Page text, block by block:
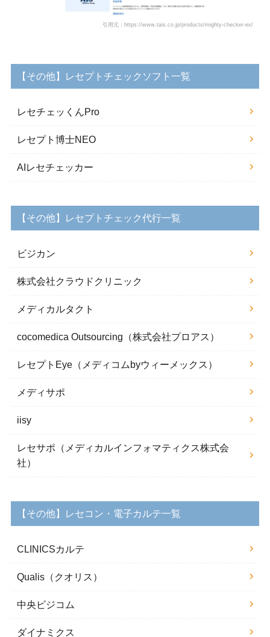
引用元：https://www.tais.co.jp/products/mighty-checker-ex/
【その他】レセプトチェックソフト一覧
レセチェッくんPro
レセプト博士NEO
AIレセチェッカー
【その他】レセプトチェック代行一覧
ビジカン
株式会社クラウドクリニック
メディカルタクト
cocomedica Outsourcing（株式会社プロアス）
レセプトEye（メディコムbyウィーメックス）
メディサポ
iisy
レセサポ（メディカルインフォマティクス株式会
社）
【その他】レセコン・電子カルテ一覧
CLINICSカルテ
Qualis（クオリス）
中央ビジコム
ダイナミクス